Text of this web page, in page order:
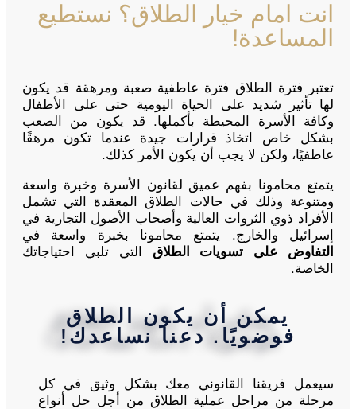
انت امام خيار الطلاق؟ نستطيع
المساعدة!
تعتبر فترة الطلاق فترة عاطفية صعبة ومرهقة قد يكون
لها تأثير شديد على الحياة اليومية حتى على الأطفال
وكافة الأسرة المحيطة بأكملها. قد يكون من الصعب
بشكل خاص اتخاذ قرارات جيدة عندما تكون مرهقًا
عاطفيًا، ولكن لا يجب أن يكون الأمر كذلك.
يتمتع محامونا بفهم عميق لقانون الأسرة وخبرة واسعة
ومتنوعة وذلك في حالات الطلاق المعقدة التي تشمل
الأفراد ذوي الثروات العالية وأصحاب الأصول التجارية في
إسرائيل والخارج. يتمتع محامونا بخبرة واسعة في
التفاوض على تسويات الطلاق التي تلبي احتياجاتك
الخاصة.
يمكن أن يكون الطلاق
فوضويًا. دعنا نساعدك!
سيعمل فريقنا القانوني معك بشكل وثيق في كل
مرحلة من مراحل عملية الطلاق من أجل حل أنواع